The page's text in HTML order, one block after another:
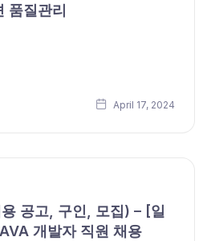
품질관리
April 17, 2024
공고, 구인, 모집) – [일
개발자 직원 채용